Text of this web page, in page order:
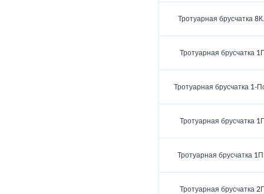
Тротуарная брусчатка
Тротуарная брусчатка
Тротуарная брусчатка
Тротуарная брусчатка
Тротуарная брусчатка
Тротуарная брусчатка